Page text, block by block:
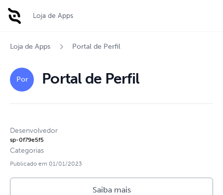
Loja de Apps
Loja de Apps Portal de Perfil
Por Portal de Perfil
Desenvolvedor
sp-0f79e5f5
Categorias
Publicado em 01/01/2023
Saiba mais